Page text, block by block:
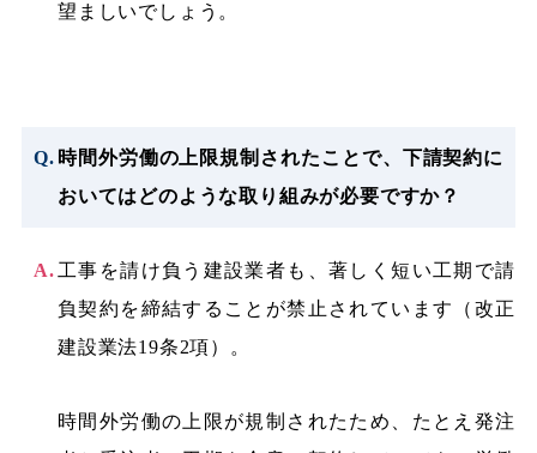
望ましいでしょう。
時間外労働の上限規制されたことで、下請契約に
おいてはどのような取り組みが必要ですか？
工事を請け負う建設業者も、著しく短い工期で請
負契約を締結することが禁止されています（改正
建設業法19条2項）。
時間外労働の上限が規制されたため、たとえ発注